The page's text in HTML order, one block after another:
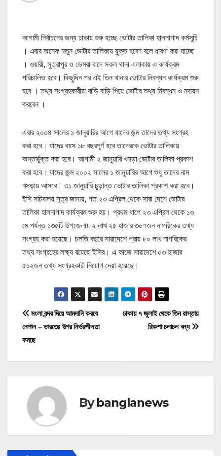
আগামী নির্বাচনের জন্য ঢাকায় শুরু হচ্ছে ভোটার তালিকা হালনাগাদ কর্মসূচি
। এবার অনেক নতুন ভোটার তালিকায় যুক্ত হবেন বলে ধারণা করা যাচ্ছে
। ওয়ারী, সুত্রাপুর ও ডেমরা বাদে সকল থানা এলাকায় এ কার্যক্রম
পরিচালিত হবে। কিছুদিন পর এই তিন থানার ভোটার নিবন্ধন কার্যক্রম শুরু
হবে । তথ্য সংগ্রহকারীরা বাড়ি বাড়ি গিয়ে ভোটার তথ্য নিবন্ধন ও নবায়ন
করবেন ।
এবার ২০০৪ সালের ১ জানুয়ারির আগে যাদের জন্ম তাদের তথ্য সংগ্রহ
করা হবে। যাদের বয়স ১৮ বছরপূর্ণ হবে তাদেরকে ভোটার তালিকায়
অন্তর্ভূক্ত করা হবে। আগামী ২ জানুয়ারি খসড়া ভোটার তালিকা প্রকাশ
করা হবে। যাদের জন্ম ২০০২ সালের ১ জানুয়ারির আগে শুধু তাদের নাম
খসড়ায় আসবে। ৩১ জানুয়ারি চূড়ান্ত ভোটার তালিকা প্রকাশ করা হবে।
ইসি সচিবালয় সূত্র জানায়, গত ২৩ এপ্রিল থেকে সারা দেশে ভোটার
তালিকা হালনাগাদ কার্যক্রম শুরু হয়। প্রথম ধাপে ২৩ এপ্রিল থেকে ১৩
মে পর্যন্ত ১৩৫টি উপজেলায় ২ লাখ ২৫ হাজার ৩০৭জন নাগরিকের তথ্য
সংগ্রহ করা হয়েছে। চলতি বছরে সারাদেশে প্রায় ৮০ লাখ নাগরিকের
তথ্য সংগ্রহের লক্ষ্য রয়েছে ইসির। এ কাজে সারাদেশে ৫৩ হাজার
৫১২জন তথ্য সংগ্রহকারী নিয়োগ দেয়া হয়েছে।
P
o
s
n
a
v
ঢাকায় ৭ জুলাই থেকে তিন রাস্তায়
রিকশা চলাচল বন্ধ
মংলা বন্দর দিয়ে আমদানি করবে
নেপাল – ভারতের উপর নির্ভরশীলতা
কমছে
Bybanglanews